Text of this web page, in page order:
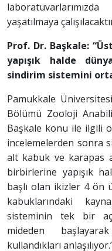
yaşatılmaya
Prof. Dr. Başkale:
yapışık halde
sindirim sistemini
Pamukkale
Bölümü Zooloji
Başkale konu ile ilgili
incelemelerden sonra
alt kabuk ve karapas
birbirlerine yapışık
başlı olan ikizler 4 ön
kabuklarındaki
sisteminin tek bir
mideden
kullandıkları